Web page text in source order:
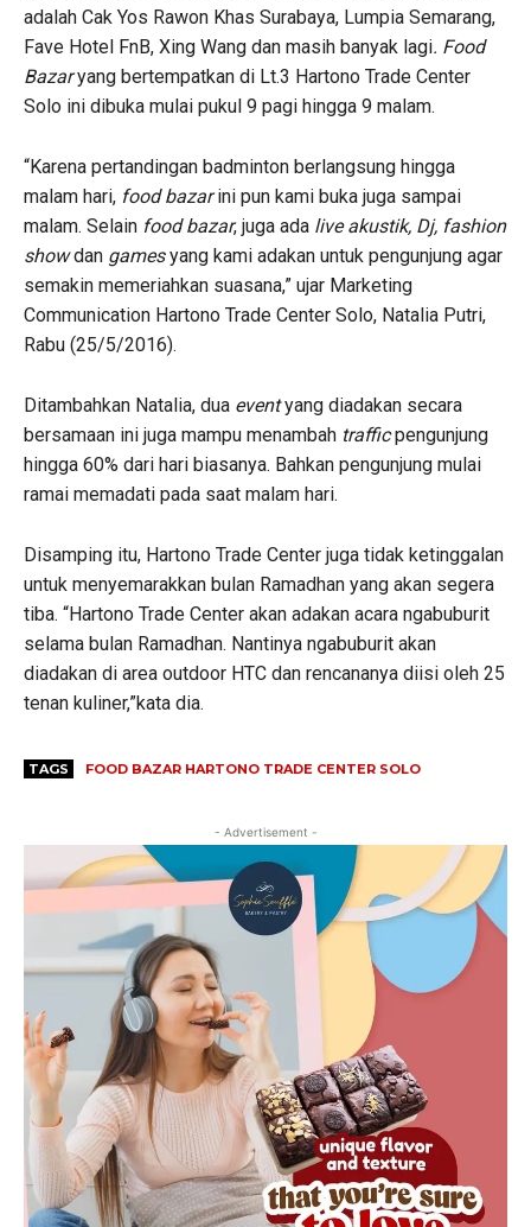
adalah Cak Yos Rawon Khas Surabaya, Lumpia Semarang,
Fave Hotel FnB, Xing Wang dan masih banyak lagi. Food
Bazaryang bertempatkan di Lt.3 Hartono Trade Center
Solo ini dibuka mulai pukul 9 pagi hingga 9 malam.
“Karena pertandingan badminton berlangsung hingga
malam hari, food bazarini pun kami buka juga sampai
malam. Selain food bazar, juga ada live akustik, Dj, fashion
showdan gamesyang kami adakan untuk pengunjung agar
semakin memeriahkan suasana,” ujar Marketing
Communication Hartono Trade Center Solo, Natalia Putri,
Rabu (25/5/2016).
Ditambahkan Natalia, dua eventyang diadakan secara
bersamaan ini juga mampu menambah trafficpengunjung
hingga 60% dari hari biasanya. Bahkan pengunjung mulai
ramai memadati pada saat malam hari.
Disamping itu, Hartono Trade Center juga tidak ketinggalan
untuk menyemarakkan bulan Ramadhan yang akan segera
tiba. “Hartono Trade Center akan adakan acara ngabuburit
selama bulan Ramadhan. Nantinya ngabuburit akan
diadakan di area outdoor HTC dan rencananya diisi oleh 25
tenan kuliner,”kata dia.
TAGS FOOD BAZAR HARTONO TRADE CENTER SOLO
- Advertisement -